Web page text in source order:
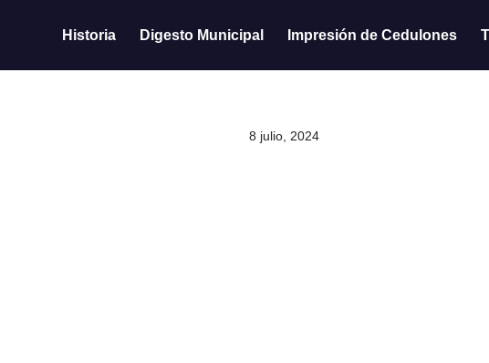
Historia Digesto Municipal Impresión de Cedulones
8 julio, 2024